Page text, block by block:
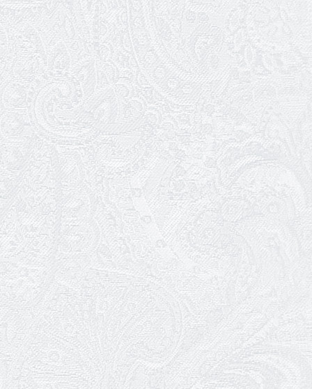
24.04.2026
З прем'єрою вистави «Божевільна
родина»!
02.04.2026
Запрошуємо на прем'єру вистави
«Божевільна родина»
01.04.2026
Трудовий ювілей Олени Корольової
27.03.2026
З Всесвітнім днем театру!
26.03.2026
Божевільна родина — 24 та 26 квітня
25.03.2026
Нам — 79!
17.03.2026
Зелене світло твого дозвілля
11.03.2026
Результати конкурсу